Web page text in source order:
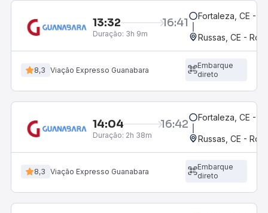
13:32 16:41
Duração: 3h 9m
Fortaleza, CE -
Russas, CE -
8,3 Viação Expresso Guanabara
Embarque
direto
14:04 16:42
Duração: 2h 38m
Fortaleza, CE -
Russas, CE -
8,3 Viação Expresso Guanabara
Embarque
direto